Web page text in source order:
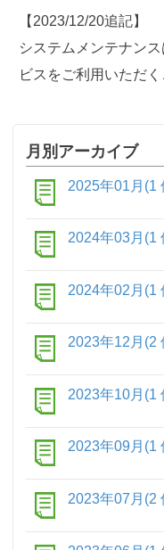
【2023/12/20追記】
システムメンテナン
ビスをご利用いただく
月別アーカイブ
2025年01月(1
2024年03月(1
2024年02月(1
2023年12月(2
2023年10月(1
2023年09月(1
2023年07月(2